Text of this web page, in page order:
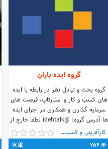
گروه ایده باران
گروه بحث و تبادل نظر در رابطه با ایده
های کسب و کار و استارتاپ، فرصت های
سرمایه گذاری و همکاری در اجرای ایده
ها آدرس گروه: @idehtalk لطفا خارج از
موضوع گروه بحث نشود آدرس کانال:
@ideabaran دریافت ایده و یا مشاوره:
کارآفرینی و کسب و کار
754
1k